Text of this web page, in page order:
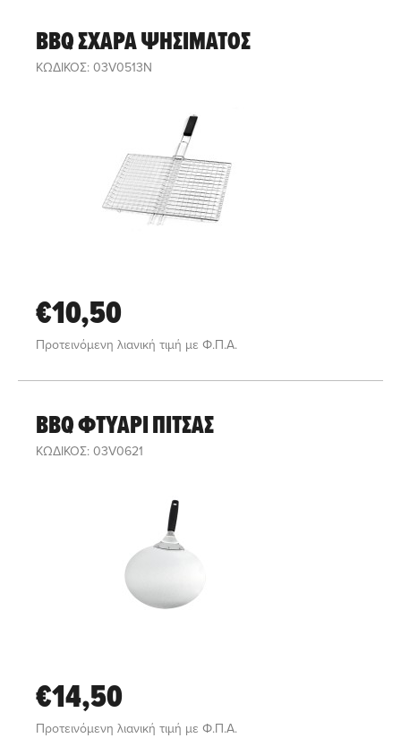
BBQ ΣΧΑΡΑ ΨΗΣΙΜΑΤΟΣ
ΚΩΔΙΚΟΣ: 03V0513N
€10,50
Προτεινόμενη λιανική τιμή με Φ.Π.Α.
BBQ ΦΤΥΑΡΙ ΠΙΤΣΑΣ
ΚΩΔΙΚΟΣ: 03V0621
€14,50
Προτεινόμενη λιανική τιμή με Φ.Π.Α.